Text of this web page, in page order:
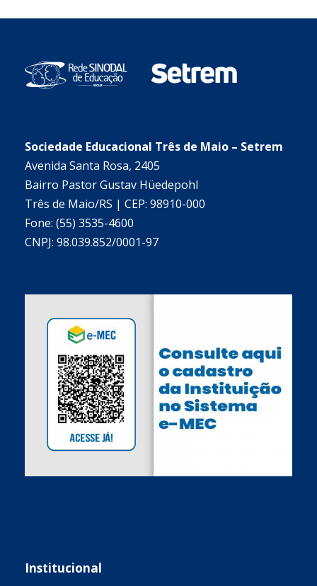
Sociedade Educacional Três de Maio – Setrem
Avenida Santa Rosa, 2405
Bairro Pastor Gustav Hüedepohl
Três de Maio/RS | CEP: 98910-000
Fone: (55) 3535-4600
CNPJ: 98.039.852/0001-97
Institucional